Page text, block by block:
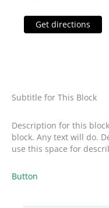
Get directions
Subtitle for This Block
Description for this
block. Any text will do.
use this space for
Button